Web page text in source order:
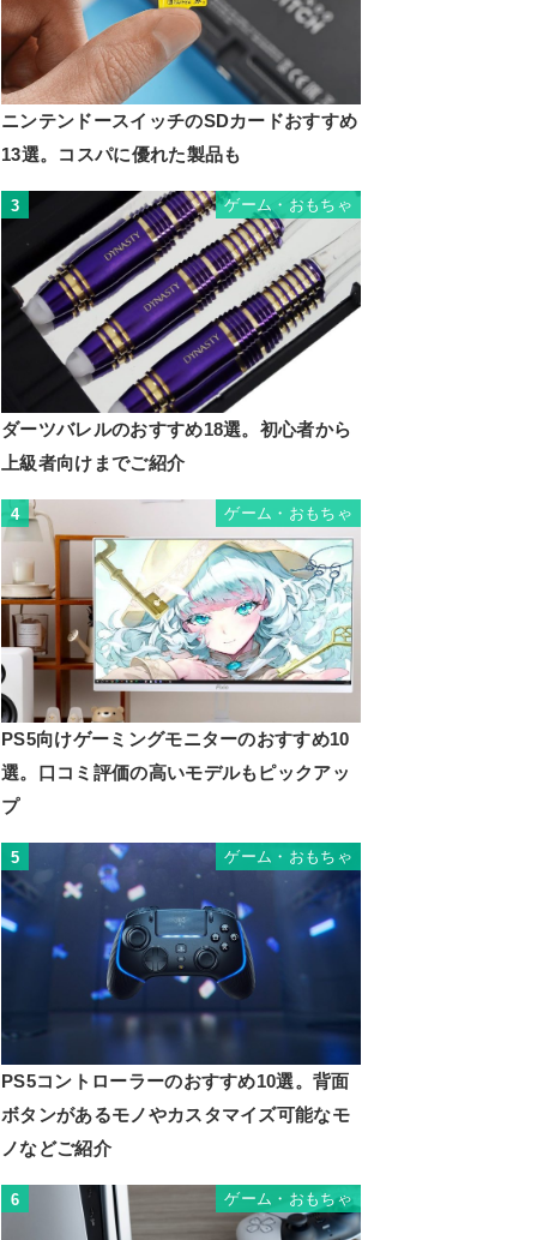
ニンテンドースイッチのSDカードおすすめ
13選。コスパに優れた製品も
3 ゲーム・おもちゃ
ダーツバレルのおすすめ18選。初心者から
上級者向けまでご紹介
4 ゲーム・おもちゃ
PS5向けゲーミングモニターのおすすめ10
選。口コミ評価の高いモデルもピックアッ
プ
5 ゲーム・おもちゃ
PS5コントローラーのおすすめ10選。背面
ボタンがあるモノやカスタマイズ可能なモ
ノなどご紹介
6 ゲーム・おもちゃ